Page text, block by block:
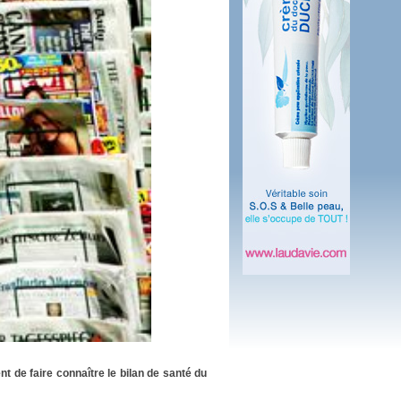
en 2016
n'a pas été inutile
de faire connaître le bilan de santé du